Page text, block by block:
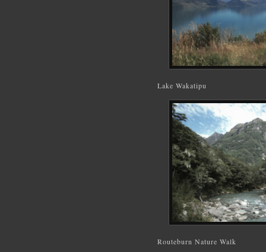
Lake Wakatipu
Routeburn Nature Walk